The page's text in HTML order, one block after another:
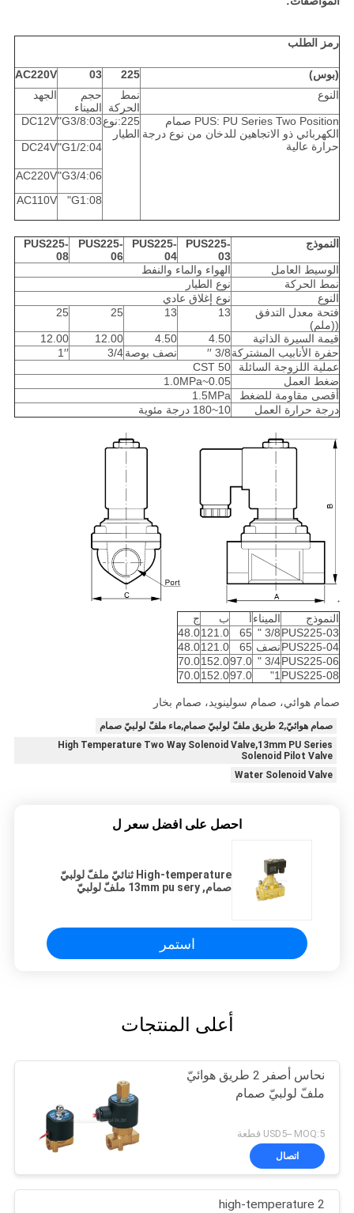
رمز الطلب
(بوس) 225
03
AC220V
النوع
نمط
الحركة
حجم
الميناء
الجهد
PUS: PU Series Two Position صمام
الكهربائي ذو الاتجاهين للدخان من نوع درجة
حرارة عالية
225:نوع
الطيار
03:G3/8"
DC12V
04:G1/2"
DC24V
06:G3/4"
AC220V
08:G1"
AC110V
النموذج
PUS225-
03
PUS225-
04
PUS225-
06
PUS225-
08
الوسيط العامل
الهواء والماء والنفط
نمط الحركة
نوع الطيار
النوع
نوع إغلاق عادي
فتحة معدل التدفق
((ملم)
13
13
25
25
قيمة السيرة الذاتية 4.50
4.50
12.00
12.00
حفرة الأنابيب المشتركة3/8 ′′ نصف بوصة3/4
1′′
عملية اللزوجة السائلة
50 CST
ضغط العمل
0.05~1.0MPa
أقصى مقاومة للضغط
1.5MPa
درجة حرارة العمل
10~180 درجة مئوية
النموذج الميناءأ ب
ج
PUS225-03
3/8 "
65
121.0
48.0
PUS225-04نصف 65
121.0
48.0
PUS225-06
3/4 "
97.0
152.0
70.0
PUS225-08
1"
97.0
152.0
70.0
صمام هوائي، صمام سولينويد، صمام بخار
صمام هوائيّ,2 طريق ملفّ لولبيّ صمام,ماء ملفّ لولبيّ صمام
High Temperature Two Way Solenoid Valve,13mm PU Series
Solenoid Pilot Valve
Water Solenoid Valve
احصل على افضل سعر ل
High-temperature ثنائيّ ملفّ لولبيّ
صمام, 13mm pu sery ملفّ لولبيّ
استمر
أعلى المنتجات
نحاس أصفر 2 طريق هوائيّ
ملفّ لولبيّ صمام
USD5-- MOQ:5 قطعة
اتصال
high-temperature 2